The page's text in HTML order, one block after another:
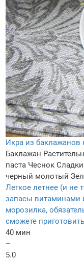
Икра из баклажанов
Баклажан
паста Чеснок
черный молотый
Легкое летнее (и не
запасы витаминами
морозилка,
сможете
40 мин
–
5.0